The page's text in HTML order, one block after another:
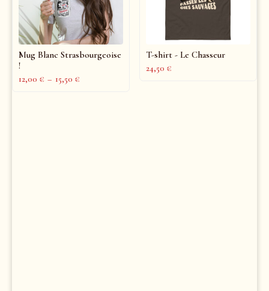
Mug Blanc Strasbourgeoise
!
12,00 € – 15,50 €
T-shirt - Le Chasseur
24,50 €